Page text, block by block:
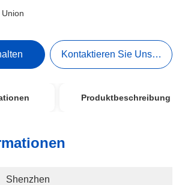
Kontaktieren Sie Uns Jetzt
Produktbeschreibung
Shenzhen